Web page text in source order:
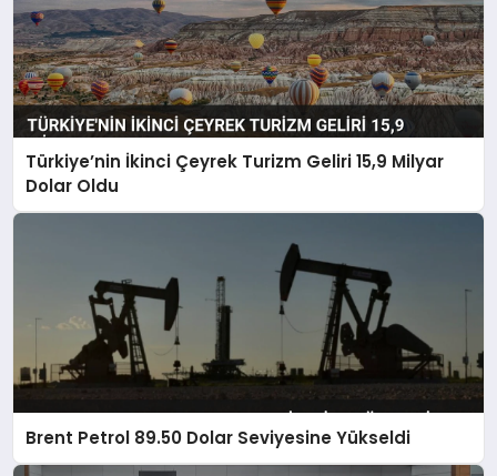
Türkiye’nin İkinci Çeyrek Turizm Geliri 15,9 Milyar
Dolar Oldu
Brent Petrol 89.50 Dolar Seviyesine Yükseldi